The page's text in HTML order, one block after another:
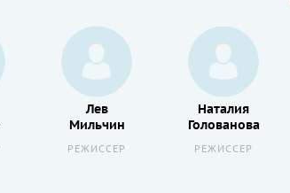
Лев
Мильчин
РЕЖИССЕР
Наталия
Голованова
РЕЖИССЕР